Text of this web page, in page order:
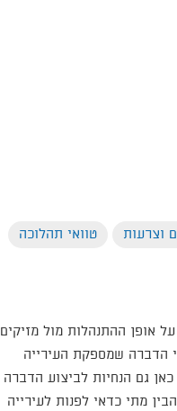
וצרעות
טוואי תהלוכה
אופן ההתנהלות מול מזיקים
הדברה שמספקת העירייה
גם הנחיות לביצוע הדברה
מתי כדאי לפנות לעירייה